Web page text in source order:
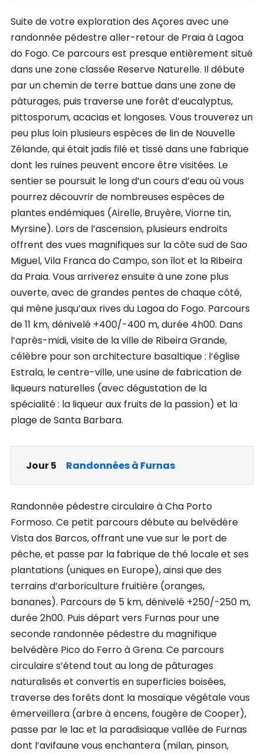
Suite de votre exploration des Açores avec une
randonnée pédestre aller-retour de Praia à Lagoa
do Fogo. Ce parcours est presque entièrement situé
dans une zone classée Reserve Naturelle. Il débute
par un chemin de terre battue dans une zone de
pâturages, puis traverse une forêt d’eucalyptus,
pittosporum, acacias et longoses. Vous trouverez un
peu plus loin plusieurs espèces de lin de Nouvelle
Zélande, qui était jadis filé et tissé dans une fabrique
dont les ruines peuvent encore être visitées. Le
sentier se poursuit le long d’un cours d’eau où vous
pourrez découvrir de nombreuses espèces de
plantes endémiques (Airelle, Bruyère, Viorne tin,
Myrsine). Lors de l’ascension, plusieurs endroits
offrent des vues magnifiques sur la côte sud de Sao
Miguel, Vila Franca do Campo, son îlot et la Ribeira
da Praia. Vous arriverez ensuite à une zone plus
ouverte, avec de grandes pentes de chaque côté,
qui mène jusqu’aux rives du Lagoa do Fogo. Parcours
de 11 km, dénivelé +400/-400 m, durée 4h00. Dans
l’après-midi, visite de la ville de Ribeira Grande,
célèbre pour son architecture basaltique : l’église
Estrala, le centre-ville, une usine de fabrication de
liqueurs naturelles (avec dégustation de la
spécialité : la liqueur aux fruits de la passion) et la
plage de Santa Barbara.
Jour 5 Randonnées à Furnas
Randonnée pédestre circulaire à Cha Porto
Formoso. Ce petit parcours débute au belvédère
Vista dos Barcos, offrant une vue sur le port de
pêche, et passe par la fabrique de thé locale et ses
plantations (uniques en Europe), ainsi que des
terrains d’arboriculture fruitière (oranges,
bananes). Parcours de 5 km, dénivelé +250/-250 m,
durée 2h00. Puis départ vers Furnas pour une
seconde randonnée pédestre du magnifique
belvédère Pico do Ferro à Grena. Ce parcours
circulaire s’étend tout au long de pâturages
naturalisés et convertis en superficies boisées,
traverse des forêts dont la mosaïque végétale vous
émerveillera (arbre à encens, fougère de Cooper),
passe par le lac et la paradisiaque vallée de Furnas
dont l’avifaune vous enchantera (milan, pinson,